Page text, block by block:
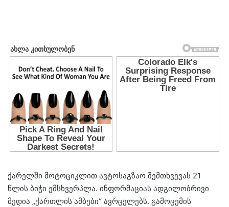
ქარელში მოტოციკლით ავტოსაგზაო შემთხვევას 21
წლის ბიჭი ემსხვერპლა. ინფორმაციას ადგილობრივი
მედია „ქართლის ამბები“ ავრცელებს. გამოცემის